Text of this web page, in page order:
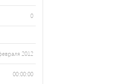
0
2012
00:00:00